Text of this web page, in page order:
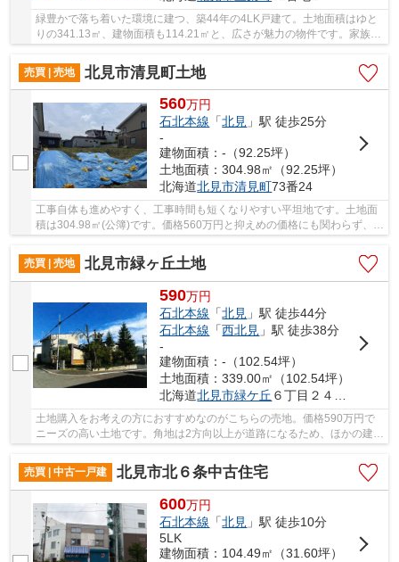
緑豊かで落ち着いた環境に建つ、築44年の4LK戸建て。土地面積はゆと
りの341.13㎡、建物面積も114.21㎡と、広さが魅力の物件です。家族構
成やライフスタイルに合わせた柔軟な使い方が可...
売買 | 売地
北見市清見町土地
560万円
石北本線 「北見 」駅 徒歩25分
-
建物面積：-（92.25坪）
土地面積：304.98㎡（92.25坪）
北海道北見市清見町73番24
工事自体も進めやすく、工事時間も短くなりやすい平坦地です。土地面
積は304.98㎡(公簿)です。価格560万円と抑えめの価格にも関わらず、条
売買 | 売地
北見市緑ヶ丘土地
590万円
石北本線 「北見 」駅 徒歩44分
石北本線 「西北見 」駅 徒歩38分
-
建物面積：-（102.54坪）
土地面積：339.00㎡（102.54坪）
北海道北見市緑ケ丘 ６丁目２４番６４
土地購入をお考えの方におすすめなのがこちらの売地。価格590万円で
ニーズの高い土地です。角地は2方向以上が道路になるため、ほかの建物
売買 | 中古一戸建
北見市北６条中古住宅
600万円
石北本線 「北見 」駅 徒歩10分
5LK
建物面積：104.49㎡（31.60坪）